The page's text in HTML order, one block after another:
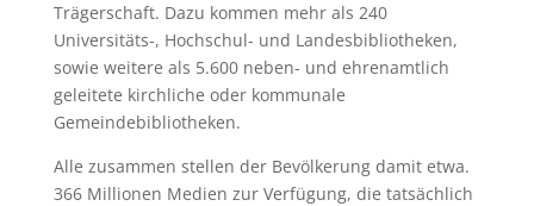
Trägerschaft. Dazu kommen mehr als 240
Universitäts-, Hochschul- und Landesbibliotheken,
sowie weitere als 5.600 neben- und ehrenamtlich
geleitete kirchliche oder kommunale
Gemeindebibliotheken.
Alle zusammen stellen der Bevölkerung damit etwa.
366 Millionen Medien zur Verfügung, die tatsächlich